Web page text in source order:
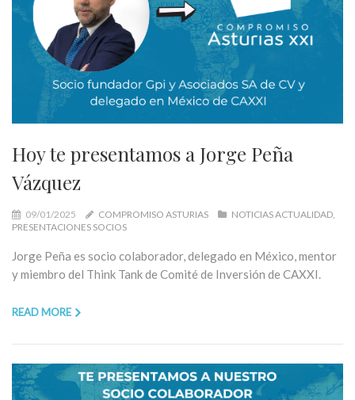
Hoy te presentamos a Jorge Peña
Vázquez
09/01/2025 COMPROMISO ASTURIAS
NOTICIAS ACTUALIDAD
PRESENTACIONES SOCIOS
Jorge Peña es socio colaborador, delegado en México, mentor
y miembro del Think Tank de Comité de Inversión de CAXXI.
READ MORE